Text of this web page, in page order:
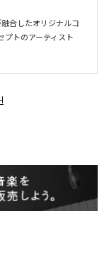
合したオリジナルコ
プトのアーティスト